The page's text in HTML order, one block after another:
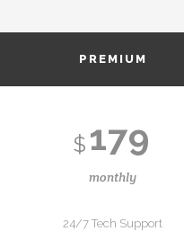
PREMIUM
$ 179
monthly
24/7 Tech Support